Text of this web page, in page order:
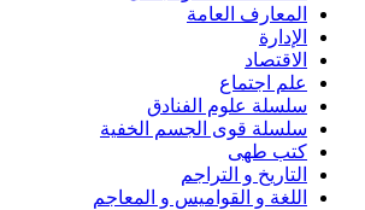
المعارف العامة
الإدارة
الاقتصاد
علم اجتماع
سلسلة علوم الفنادق
سلسلة قوى الجسم الخفية
كتب طهى
التاريخ و التراجم
اللغة و القواميس و المعاجم